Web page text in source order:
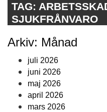
TAG:
SJUKFRÅNVARO
Arkiv: Månad
juli 2026
juni 2026
maj 2026
april 2026
mars 2026